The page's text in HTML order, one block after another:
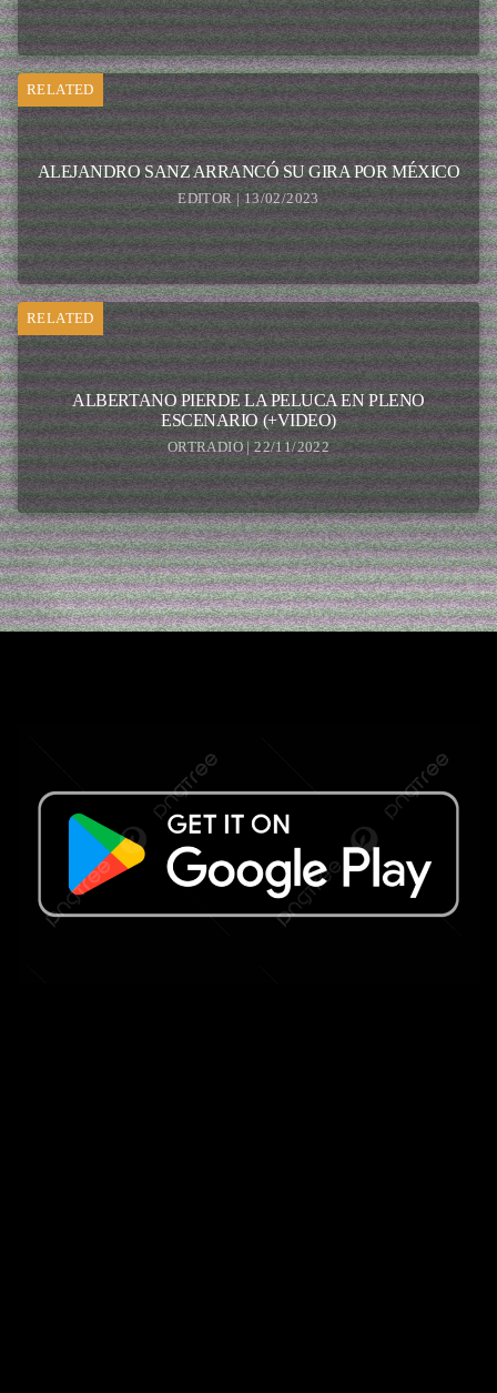
RELATED
ALEJANDRO SANZ ARRANCÓ SU GIRA POR MÉXICO
EDITOR | 13/02/2023
RELATED
ALBERTANO PIERDE LA PELUCA EN PLENO
ESCENARIO (+VIDEO)
ORTRADIO | 22/11/2022